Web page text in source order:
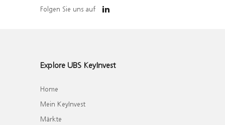
Folgen Sie uns auf
Explore UBS KeyInvest
Home
Mein KeyInvest
Märkte